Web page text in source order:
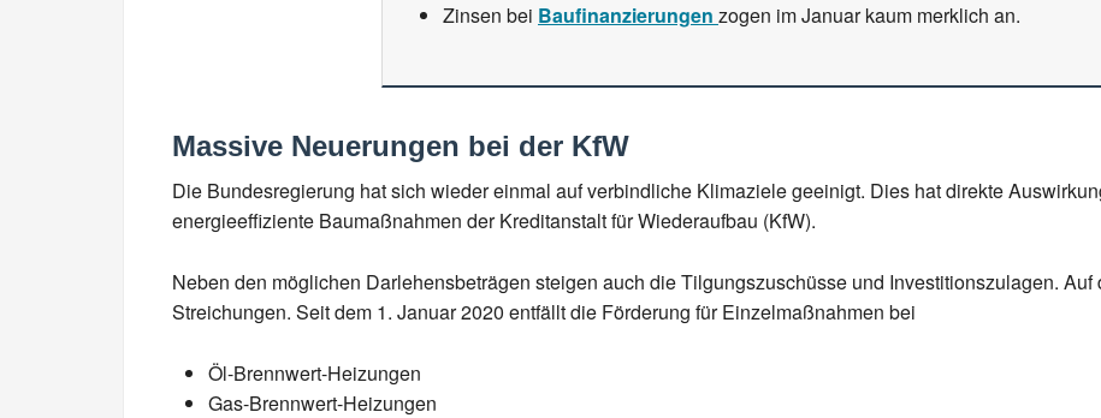
Zinsen bei Baufinanzierungen zogen im Januar kaum merklich an.
Massive Neuerungen bei der KfW
Die Bundesregierung hat sich wieder einmal auf verbindliche Klimaziele geeinigt. Dies hat direkte
energieeffiziente Baumaßnahmen der Kreditanstalt für Wiederaufbau (KfW).
Neben den möglichen Darlehensbeträgen steigen auch die Tilgungszuschüsse und Investitionszulagen.
Streichungen. Seit dem 1. Januar 2020 entfällt die Förderung für Einzelmaßnahmen bei
Öl-Brennwert-Heizungen
Gas-Brennwert-Heizungen